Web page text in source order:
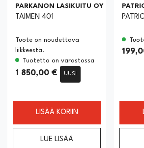
PARKANON LASIKUITU OY
TAIMEN 401
Tuote on noudettava
liikkeestä.
Tuotetta on varastossa
1 850,00 € UUSI
LISÄÄ KORIIN
LUE LISÄÄ